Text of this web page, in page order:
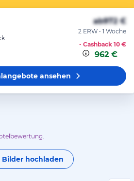
ab972 €
2 ERW • 1 Woche
- Cashback 10 €
962 €
ansehen
Bilder hochladen